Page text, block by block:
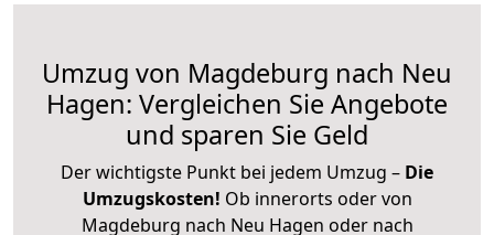
Umzug von Magdeburg nach Neu
Hagen: Vergleichen Sie Angebote
und sparen Sie Geld
Der wichtigste Punkt bei jedem Umzug – Die
Umzugskosten! Ob innerorts oder von
Magdeburg nach Neu Hagen oder nach